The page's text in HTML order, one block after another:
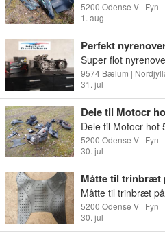
Firefox
Nogle af delene
hvad du mangler
andre vga Pris fra
samlet Dele kan
Søndersø Kan
5200 Odense V | Fyn
1. aug
Perfekt
Sandblæst –
Super flot
stand med
fabriksny finish.
krumtap samt nye
i hele motoren.
MAX m.fl. Se test
https://
Nye dele i
• Ny stator til
med topstykke i
krumtappen • Ny
9574 Bælum |
31. jul
Dele til Motocr
Dele til Motocr hot
du mangler Pris fra
Odense v eller
5200 Odense V | Fyn
30. jul
Måtte til trinbræt
Måtte til trinbræt
billederne hvad
Den kan afhentes
kan også sendes
5200 Odense V | Fyn
30. jul